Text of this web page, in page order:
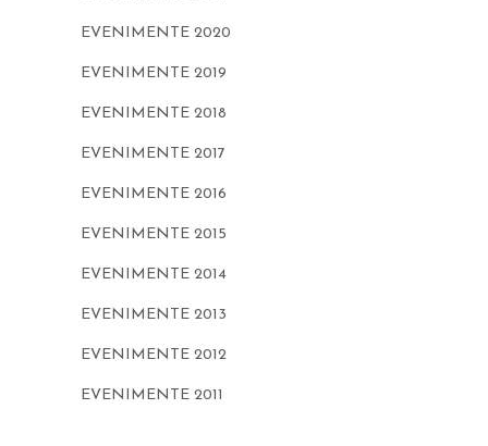
EVENIMENTE 2020
EVENIMENTE 2019
EVENIMENTE 2018
EVENIMENTE 2017
EVENIMENTE 2016
EVENIMENTE 2015
EVENIMENTE 2014
EVENIMENTE 2013
EVENIMENTE 2012
EVENIMENTE 2011